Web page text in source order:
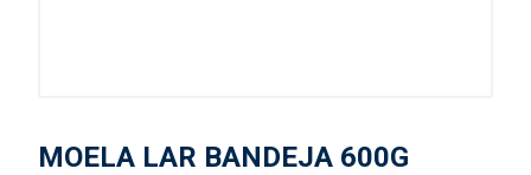
MOELA LAR BANDEJA 600G